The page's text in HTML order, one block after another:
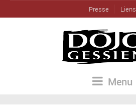
Presse Liens
Menu